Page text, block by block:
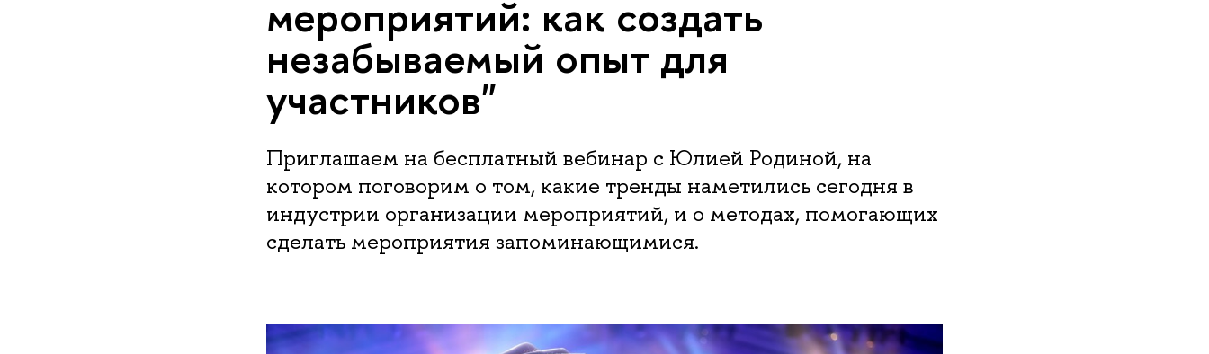
мероприятий: как создать
незабываемый опыт для
участников"
Приглашаем на бесплатный вебинар с Юлией Родиной, на
котором поговорим о том, какие тренды наметились сегодня в
индустрии организации мероприятий, и о методах, помогающих
сделать мероприятия запоминающимися.